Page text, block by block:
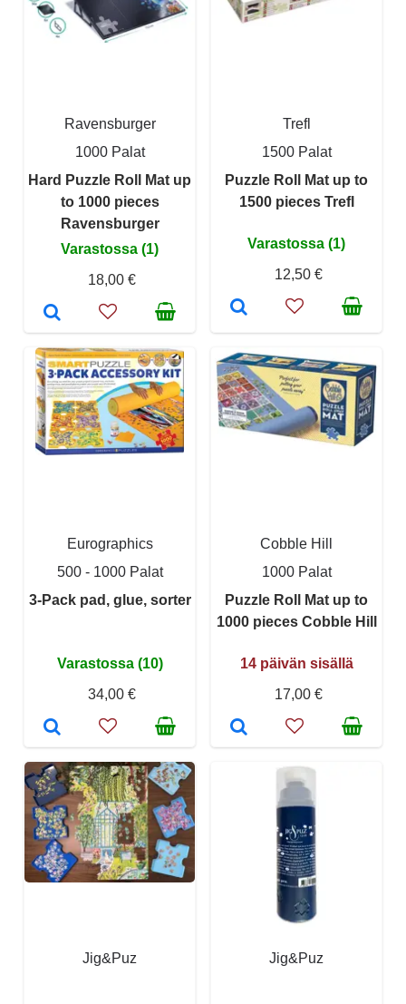
Ravensburger
1000 Palat
Hard Puzzle Roll Mat up
to 1000 pieces
Ravensburger
Varastossa (1)
18,00 €
Trefl
1500 Palat
Puzzle Roll Mat up to
1500 pieces Trefl
Varastossa (1)
12,50 €
Eurographics
500 - 1000 Palat
3-Pack pad, glue, sorter
Varastossa (10)
34,00 €
Cobble Hill
1000 Palat
Puzzle Roll Mat up to
1000 pieces Cobble Hill
14 päivän sisällä
17,00 €
Jig&Puz Jig&Puz